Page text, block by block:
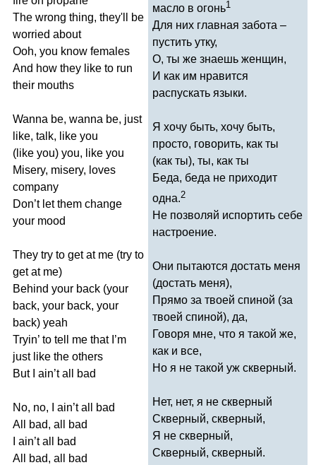
The wrong thing, they'll
be
worried about
Ooh, you know females
And how they like to run
their mouths
Wanna be, wanna be, just
like, talk, like you
( like you) you, like you
Misery, misery, loves
company
Don’t let them change
your mood
They try to get at me (try to
get at me)
Behind your back (your
back, your back, your
back) yeah
Tryin’ to tell me that ’m
just like the others
But
ain’t all bad
No, no, ain’t all
bad
All
bad, all
bad
ain’t all
bad
All
bad, all bad
масло в огонь1
Для них главная забота –
пустить утку,
О, ты же знаешь женщин,
И как им нравится
распускать языки.
Я хочу быть, хочу быть,
просто, говорить, как ты
(как ты), ты, как ты
Беда, беда не приходит
одна.2
Не позволяй испортить себе
настроение.
Они пытаются достать меня
(достать меня),
Прямо за твоей спиной (за
твоей спиной), да,
Говоря мне, что я такой же,
как и все,
Но я не такой уж скверный.
Нет, нет, я не скверный
Скверный, скверный,
Я не скверный,
Скверный, скверный.